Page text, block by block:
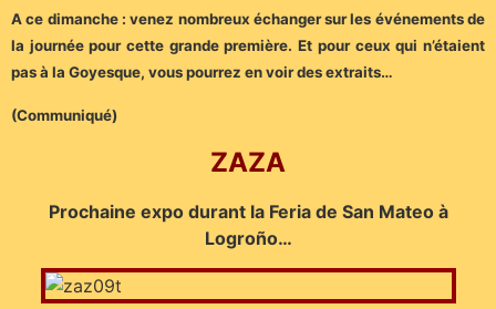
A ce dimanche : venez nombreux échanger sur les événements de
la journée pour cette grande première. Et pour ceux qui n’étaient
pas à la Goyesque, vous pourrez en voir des extraits…
(Communiqué)
ZAZA
Prochaine expo durant la Feria de San Mateo à
Logroño…